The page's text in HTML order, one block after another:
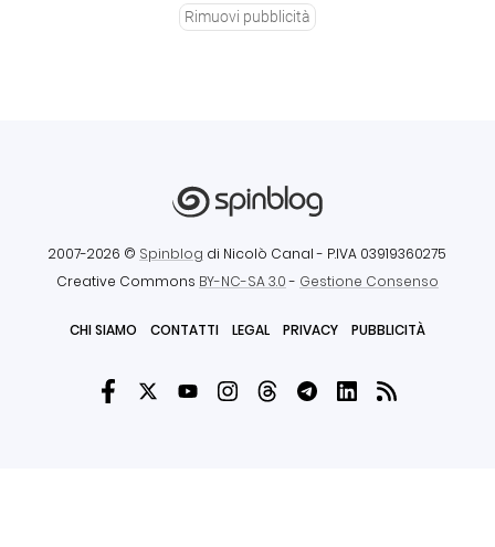
Rimuovi pubblicità
2007-2026 © Spinblog di Nicolò Canal - P.IVA 03919360275
Creative Commons BY-NC-SA 3.0- Gestione Consenso
CHI SIAMO CONTATTI LEGAL PRIVACY PUBBLICITÀ